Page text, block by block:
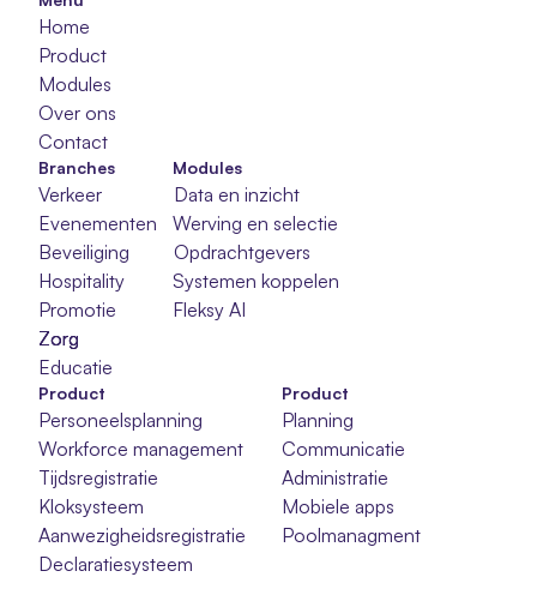
Home
Product
Modules
Over ons
Contact
Modules
Data en inzicht
Werving en selectie
Opdrachtgevers
Systemen koppelen
Fleksy AI
Branches
Verkeer
Evenementen
Beveiliging
Hospitality
Promotie
Zorg
Zorg
Zorg
Educatie
Product
Personeelsplanning
Workforce management
Tijdsregistratie
Kloksysteem
Aanwezigheidsregistratie
Declaratiesysteem
Planning
Communicatie
Administratie
Mobiele apps
Poolmanagment
Product